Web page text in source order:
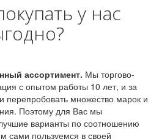
у нас
ассортимент. Мы торгово-
с опытом работы 10 лет, и за
перепробовать множество марок и
Поэтому для Вас мы
варианты по соотношению
сами пользуемся в своей